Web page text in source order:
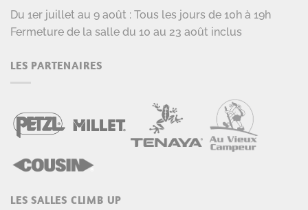
Du 1er juillet au 9 août : Tous les jours de 10h à 19h
Fermeture de la salle du 10 au 23 août inclus
LES PARTENAIRES
LES SALLES CLIMB UP